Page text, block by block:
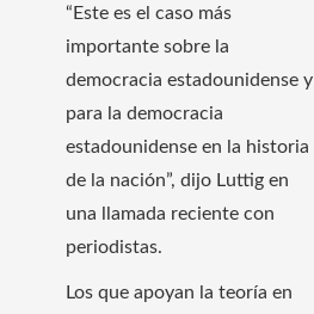
“Este es el caso más
importante sobre la
democracia estadounidense y
para la democracia
estadounidense en la historia
de la nación”, dijo Luttig en
una llamada reciente con
periodistas.
Los que apoyan la teoría en